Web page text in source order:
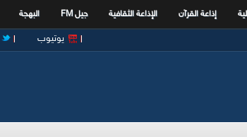
إذاعة القرآن الإذاعة الثقافية جيل FM البهجة
يوتيوب